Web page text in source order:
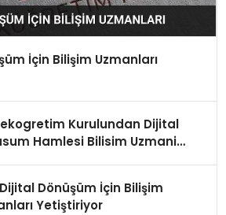
İçin Bilişim Uzmanları
Kurulundan Dijital
Hamlesi Bilisim Uzmani
Dönüşüm İçin Bilişim
Yetiştiriyor